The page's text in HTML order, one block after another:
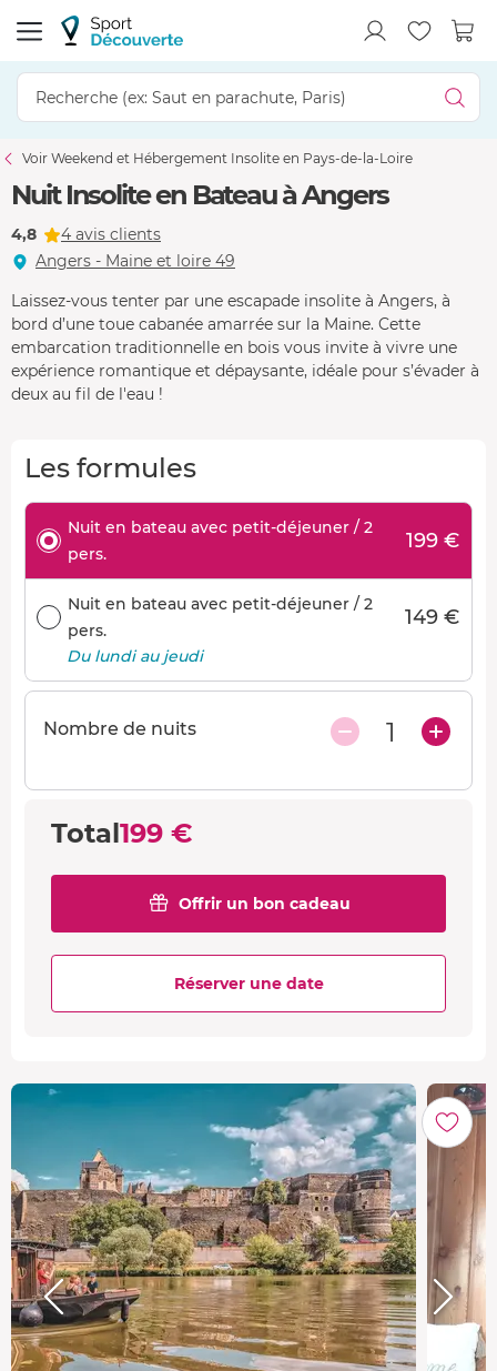
Voir Weekend et Hébergement Insolite en Pays-de-la-Loire
Nuit Insolite en Bateau à Angers
4,8
4 avis clients
Angers - Maine et loire 49
Laissez-vous tenter par une escapade insolite à Angers, à
bord d’une toue cabanée amarrée sur la Maine. Cette
embarcation traditionnelle en bois vous invite à vivre une
expérience romantique et dépaysante, idéale pour s’évader à
deux au fil de l'eau !
Les formules
Nuit en bateau avec petit-déjeuner / 2
pers.
199 €
Nuit en bateau avec petit-déjeuner / 2
pers.
149 €
Du lundi au jeudi
Nombre de nuits 1
Total199 €
Offrir un bon cadeau
Réserver une date